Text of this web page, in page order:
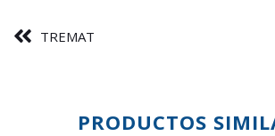
TREMAT
PRODUCTOS